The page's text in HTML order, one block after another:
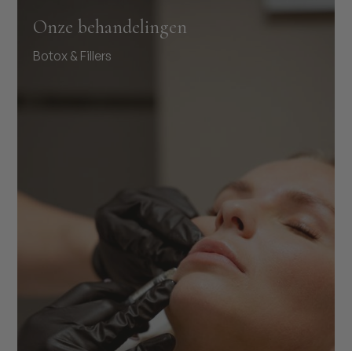
Onze behandelingen
Botox & Fillers